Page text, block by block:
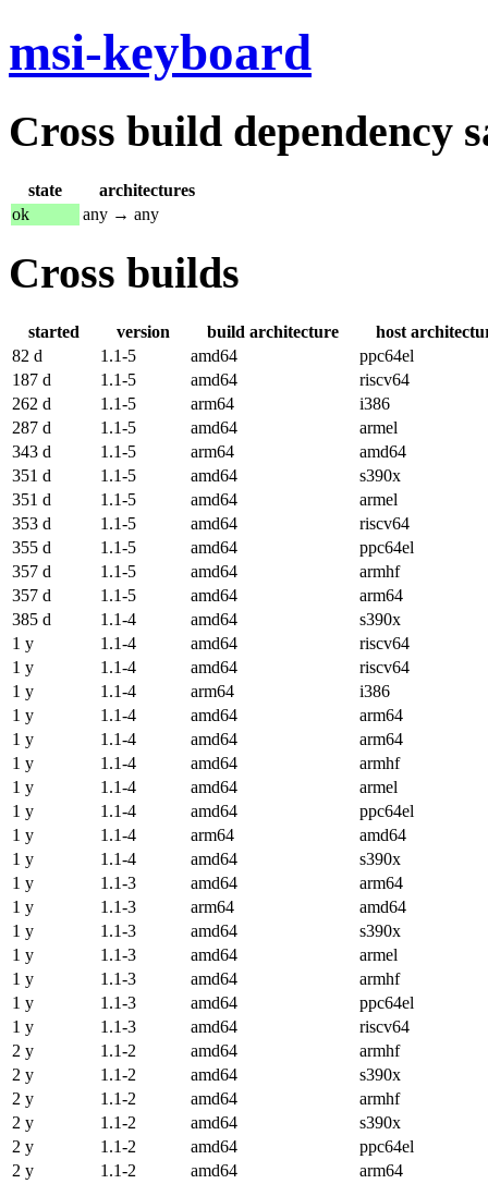
msi-keyboard
Cross build dependency
state
architectures
ok
any → any
Cross builds
started version build architecture
host
82 d
1.1-5 amd64
ppc64el
187 d
1.1-5 amd64
riscv64
262 d
1.1-5 arm64
i386
287 d
1.1-5 amd64
armel
343 d
1.1-5 arm64
amd64
351 d
1.1-5 amd64
s390x
351 d
1.1-5 amd64
armel
353 d
1.1-5 amd64
riscv64
355 d
1.1-5 amd64
ppc64el
357 d
1.1-5 amd64
armhf
357 d
1.1-5 amd64
arm64
385 d
1.1-4 amd64
s390x
1 y
1.1-4 amd64
riscv64
1 y
1.1-4 amd64
riscv64
1 y
1.1-4 arm64
i386
1 y
1.1-4 amd64
arm64
1 y
1.1-4 amd64
arm64
1 y
1.1-4 amd64
armhf
1 y
1.1-4 amd64
armel
1 y
1.1-4 amd64
ppc64el
1 y
1.1-4 arm64
amd64
1 y
1.1-4 amd64
s390x
1 y
1.1-3 amd64
arm64
1 y
1.1-3 arm64
amd64
1 y
1.1-3 amd64
s390x
1 y
1.1-3 amd64
armel
1 y
1.1-3 amd64
armhf
1 y
1.1-3 amd64
ppc64el
1 y
1.1-3 amd64
riscv64
2 y
1.1-2 amd64
armhf
2 y
1.1-2 amd64
s390x
2 y
1.1-2 amd64
armhf
2 y
1.1-2 amd64
s390x
2 y
1.1-2 amd64
ppc64el
2 y
1.1-2 amd64
arm64